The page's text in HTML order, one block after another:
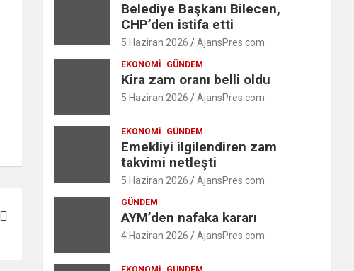
Belediye Başkanı Bilecen,
CHP’den istifa etti
5 Haziran 2026 AjansPres.com
EKONOMI GÜNDEM
Kira zam oranı belli oldu
5 Haziran 2026 AjansPres.com
EKONOMI GÜNDEM
Emekliyi ilgilendiren zam
takvimi netleşti
5 Haziran 2026 AjansPres.com
GÜNDEM
AYM’den nafaka kararı
4 Haziran 2026 AjansPres.com